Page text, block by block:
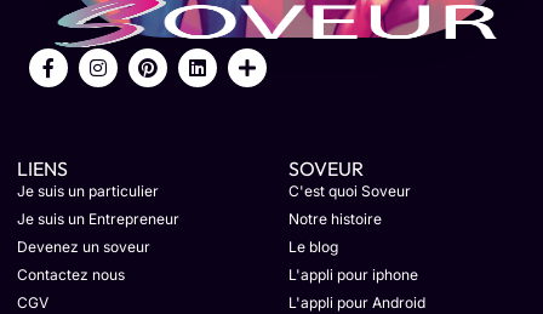
LIENS
Je suis un particulier
Je suis un Entrepreneur
Devenez un soveur
Contactez nous
CGV
SOVEUR
C'est quoi Soveur
Notre histoire
Le blog
L'appli pour iphone
L'appli pour Android